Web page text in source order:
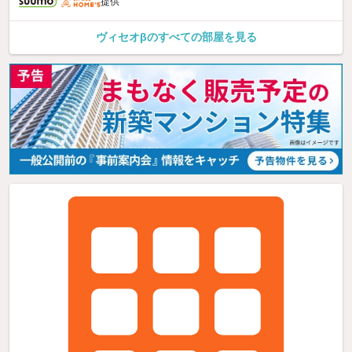
ヴィセオβのすべての部屋を見る